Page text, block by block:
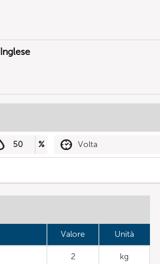
Inglese
50 % Volta
Valore Unità
2 kg